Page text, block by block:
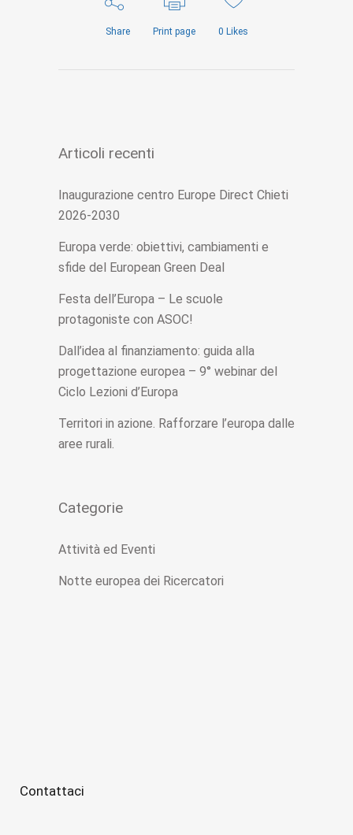
Share Print page 0 Likes
Articoli recenti
Inaugurazione centro Europe Direct Chieti
2026-2030
Europa verde: obiettivi, cambiamenti e
sfide del European Green Deal
Festa dell’Europa – Le scuole
protagoniste con ASOC!
Dall’idea al finanziamento: guida alla
progettazione europea – 9° webinar del
Ciclo Lezioni d’Europa
Territori in azione. Rafforzare l’europa dalle
aree rurali.
Categorie
Attività ed Eventi
Notte europea dei Ricercatori
Contattaci